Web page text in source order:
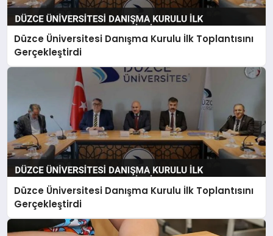
Düzce Üniversitesi Danışma Kurulu İlk Toplantısını
Gerçekleştirdi
Düzce Üniversitesi Danışma Kurulu İlk Toplantısını
Gerçekleştirdi